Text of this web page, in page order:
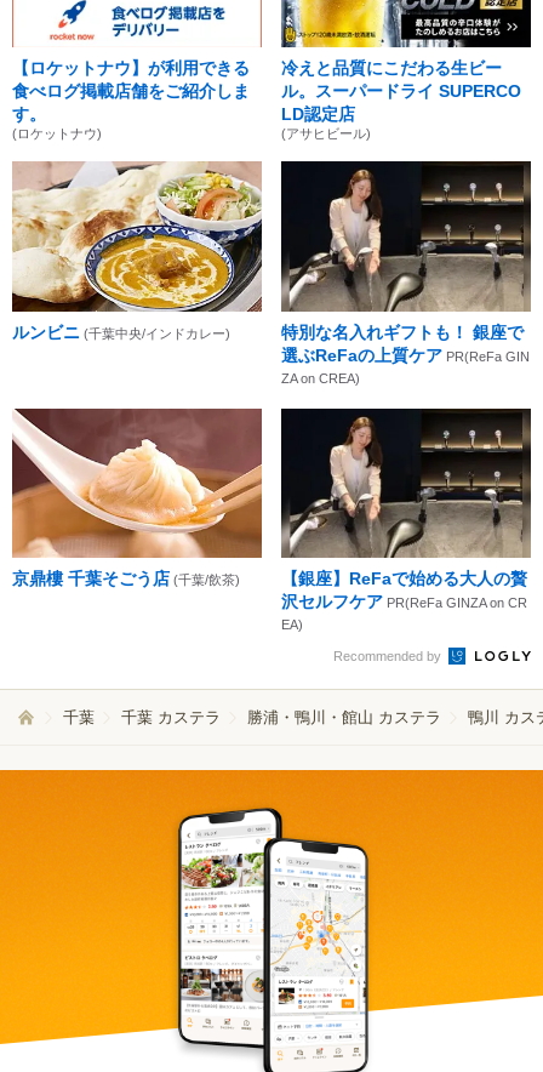
【ロケットナウ】が利用できる
食べログ掲載店舗をご紹介しま
す。
(ロケットナウ)
冷えと品質にこだわる生ビー
ル。スーパードライ SUPERCO
LD認定店
(アサヒビール)
ルンビニ (千葉中央/インドカレー)
特別な名入れギフトも！ 銀座で
選ぶReFaの上質ケア PR(ReFa GIN
ZA on CREA)
京鼎樓 千葉そごう店 (千葉/飲茶)
【銀座】ReFaで始める大人の贅
沢セルフケア PR(ReFa GINZA on CR
EA)
Recommended by
千葉 千葉 カステラ 勝浦・鴨川・館山 カステラ 鴨川 カス